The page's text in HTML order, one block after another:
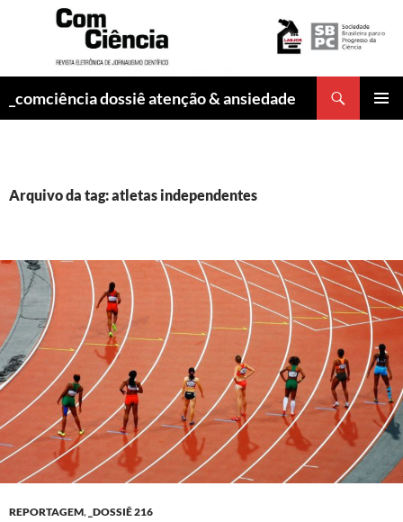
_comciência dossiê atenção & ansiedade
Arquivo da tag: atletas independentes
REPORTAGEM, _DOSSIÊ 216